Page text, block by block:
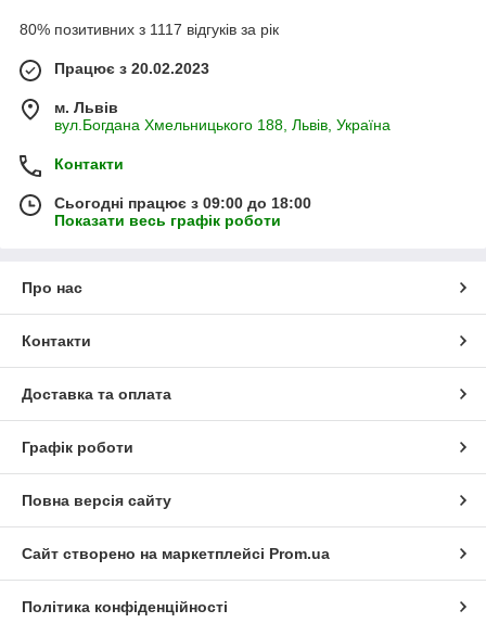
80% позитивних з 1117 відгуків за рік
Працює з 20.02.2023
м. Львів
вул.Богдана Хмельницького 188, Львів, Україна
Контакти
Сьогодні працює з 09:00 до 18:00
Показати весь графік роботи
Про нас
Контакти
Доставка та оплата
Графік роботи
Повна версія сайту
Сайт створено на маркетплейсі Prom.ua
Політика конфіденційності